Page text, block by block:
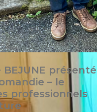
BEJUNE présenté
– le
professionnels